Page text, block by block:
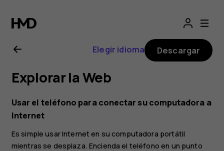
Manual
del
usuario
de
Nokia 1
Elegir idioma Descargar
Explorar la Web
Usar el teléfono para conectar su computadora a
Internet
Es simple usar Internet en su computadora portátil
mientras se desplaza. Encienda el teléfono en un punto